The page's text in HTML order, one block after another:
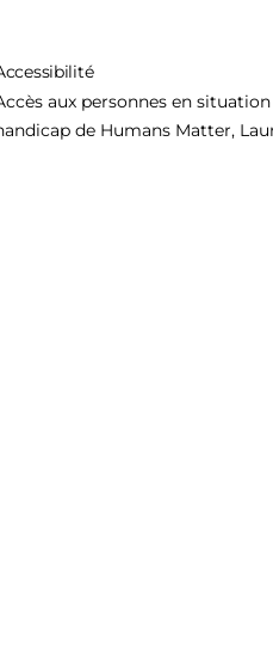
aux personnes en
de Humans Matter,